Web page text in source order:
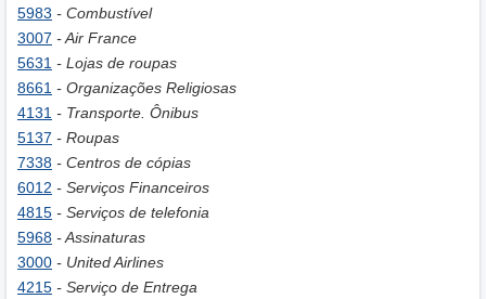
5983 - Combustível
3007 - Air France
5631 - Lojas de roupas
8661 - Organizações Religiosas
4131 - Transporte. Ônibus
5137 - Roupas
7338 - Centros de cópias
6012 - Serviços Financeiros
4815 - Serviços de telefonia
5968 - Assinaturas
3000 - United Airlines
4215 - Serviço de Entrega